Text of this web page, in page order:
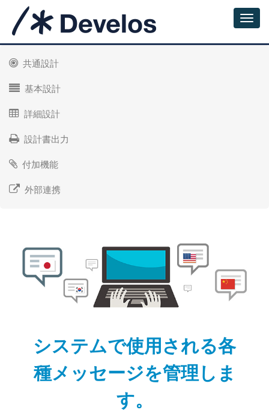
共通設計
基本設計
詳細設計
設計書出力
付加機能
外部連携
システムで使用される各
種メッセージを管理しま
す。